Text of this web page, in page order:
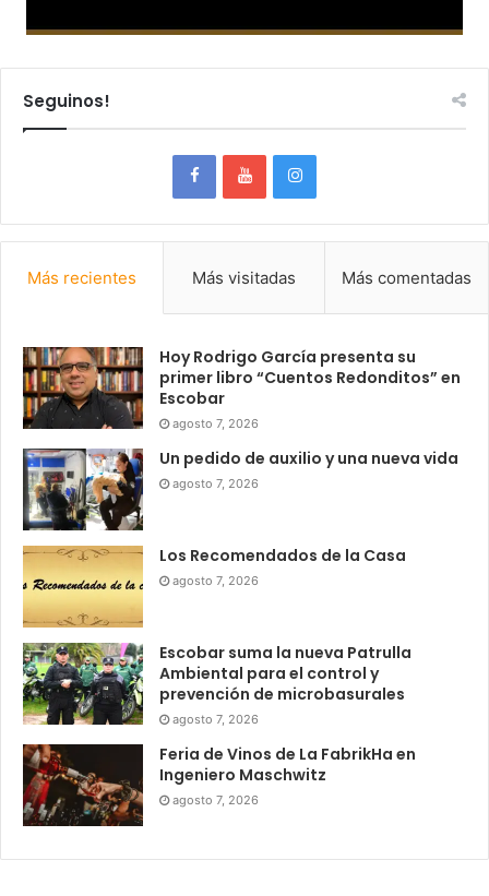
Seguinos!
Más recientes Más visitadas Más comentadas
Hoy Rodrigo García presenta su
primer libro “Cuentos Redonditos” en
Escobar
agosto 7, 2026
Un pedido de auxilio y una nueva vida
agosto 7, 2026
Los Recomendados de la Casa
agosto 7, 2026
Escobar suma la nueva Patrulla
Ambiental para el control y
prevención de microbasurales
agosto 7, 2026
Feria de Vinos de La FabrikHa en
Ingeniero Maschwitz
agosto 7, 2026